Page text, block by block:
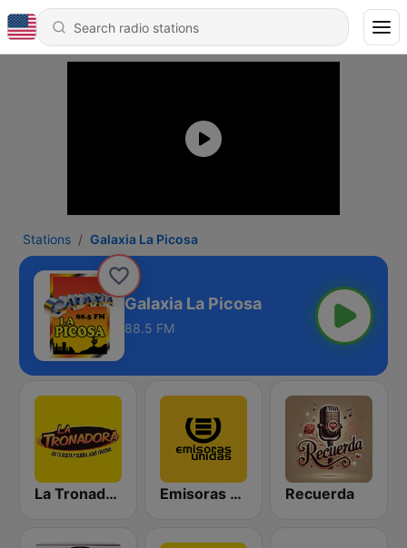
Stations Galaxia La Picosa
Galaxia La Picosa
88.5 FM
La Tronadora Emisoras Unidas Recuerda